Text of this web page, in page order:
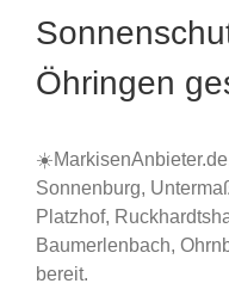
Öhringen
Sonnenburg,
Platzhof,
Baumerlenbach,
bereit.